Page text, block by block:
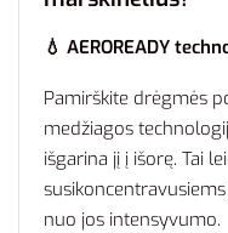
💧 AEROREADY
Pamirškite drėgmės
medžiagos
išgarina jį į išorę. Tai
nuo jos intensyvumo.